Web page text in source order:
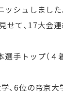
ッシュしまし
せて、17大会
選手トップ（
、6位の帝京